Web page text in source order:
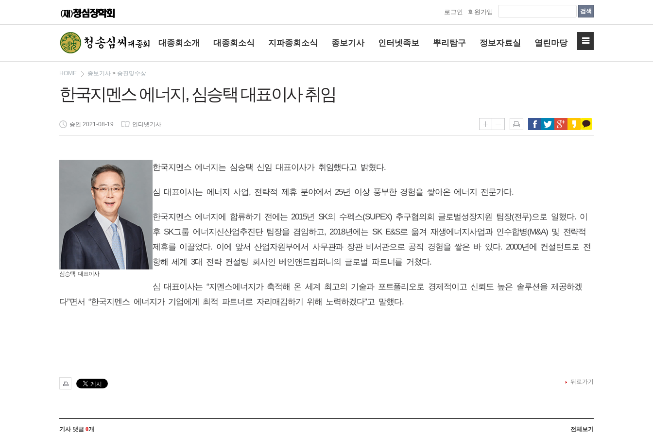
로그인 회원가입 검색
대종회소개 대종회소식 지파종회소식 종보기사 인터넷족보 뿌리탐구 정보자료실 열린마당
HOME 종보기사 > 승진및수상
한국지멘스 에너지, 심승택 대표이사 취임
승인 2021-08-19 인터넷기사
심승택 대표이사
한국지멘스 에너지는 심승택 신임 대표이사가 취임했다고 밝혔다.
심 대표이사는 에너지 사업, 전략적 제휴 분야에서25년 이상 풍부한 경험을 쌓아온 에너지 전문가다.
한국지멘스 에너지에 합류하기 전에는2015년 SK의 수펙스(SUPEX) 추구협의회 글로벌성장지원 팀장(전무)으로 일했다. 이
후 SK그룹 에너지신산업추진단 팀장을 겸임하고, 2018년에는 SK E&S로 옮겨 재생에너지사업과 인수합병(M&A) 및 전략적
제휴를 이끌었다. 이에 앞서 산업자원부에서 사무관과 장관 비서관으로 공직 경험을 쌓은 바 있다. 2000년에 컨설턴트로 전
향해 세계 3대 전략 컨설팅 회사인 베인앤드컴퍼니의 글로벌 파트너를 거쳤다.
심 대표이사는 “지멘스에너지가 축적해 온 세계 최고의 기술과 포트폴리오로 경제적이고 신뢰도 높은 솔루션을 제공하겠
다”면서“한국지멘스 에너지가 기업에게 최적 파트너로 자리매김하기 위해 노력하겠다”고 말했다.
뒤로가기
기사 댓글 0개 전체보기